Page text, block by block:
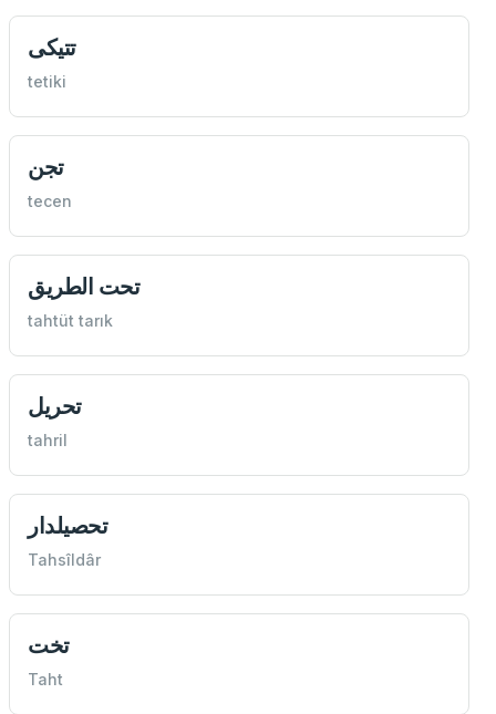
تتيكی
tetiki
تجن
tecen
تحت الطريق
tahtüt tarık
تحريل
tahril
تحصيلدار
Tahsîldâr
تخت
Taht